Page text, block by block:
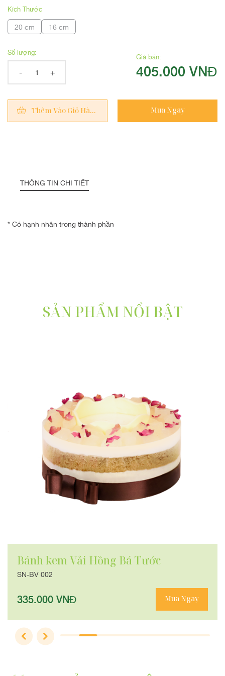
Kích Thước
20 cm 16 cm
Số lượng:
- +
Giá bán:
405.000 VNĐ
Thêm Vào Giỏ Hàng Mua Ngay
THÔNG TIN CHI TIẾT
* Có hạnh nhân trong thành phần
SẢN PHẨM NỔI BẬT
Bánh kem Vải Hồng Bá Tước
SN-BV 002
335.000 VNĐ Mua Ngay